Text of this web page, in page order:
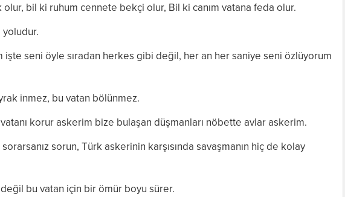
olur, bil ki ruhum cennete bekçi olur, Bil ki canım vatana feda olur.
işte seni öyle sıradan herkes gibi değil, her an her saniye seni özlüyorum
inmez, bu vatan bölünmez.
korur askerim bize bulaşan düşmanları nöbette avlar askerim.
sorun, Türk askerinin karşısında savaşmanın hiç de kolay
bu vatan için bir ömür boyu sürer.